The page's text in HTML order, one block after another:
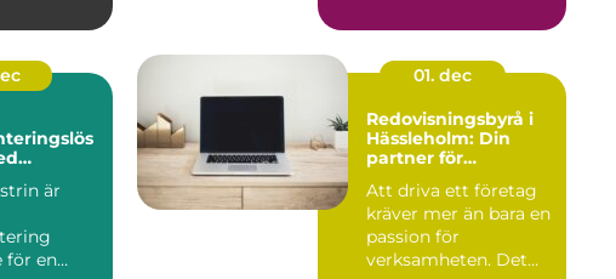
är
för en
01. dec
Redovisningsbyrå i
Hässleholm: Din
partner för
Att driva ett företag
kräver mer än bara en
passion för
verksamheten. Det